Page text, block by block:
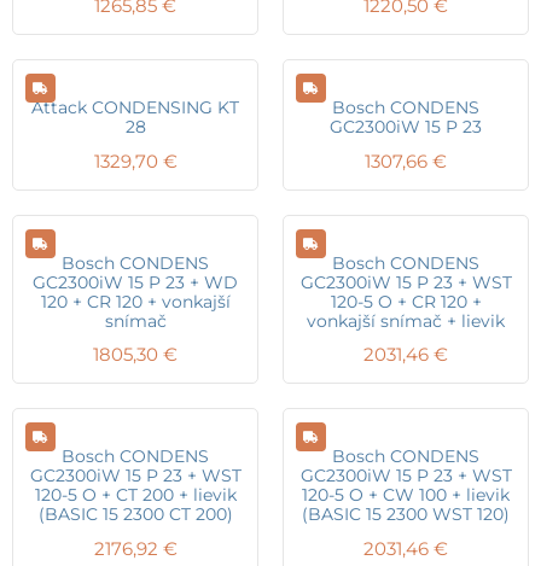
1265,85 € 1220,50 €
Attack CONDENSING KT
28
1329,70 €
Bosch CONDENS
GC2300iW 15 P 23
1307,66 €
Bosch CONDENS
GC2300iW 15 P 23 + WD
120 + CR 120 + vonkajší
snímač
1805,30 €
Bosch CONDENS
GC2300iW 15 P 23 + WST
120-5 O + CR 120 +
vonkajší snímač + lievik
2031,46 €
Bosch CONDENS
GC2300iW 15 P 23 + WST
120-5 O + CT 200 + lievik
(BASIC 15 2300 CT 200)
2176,92 €
Bosch CONDENS
GC2300iW 15 P 23 + WST
120-5 O + CW 100 + lievik
(BASIC 15 2300 WST 120)
2031,46 €